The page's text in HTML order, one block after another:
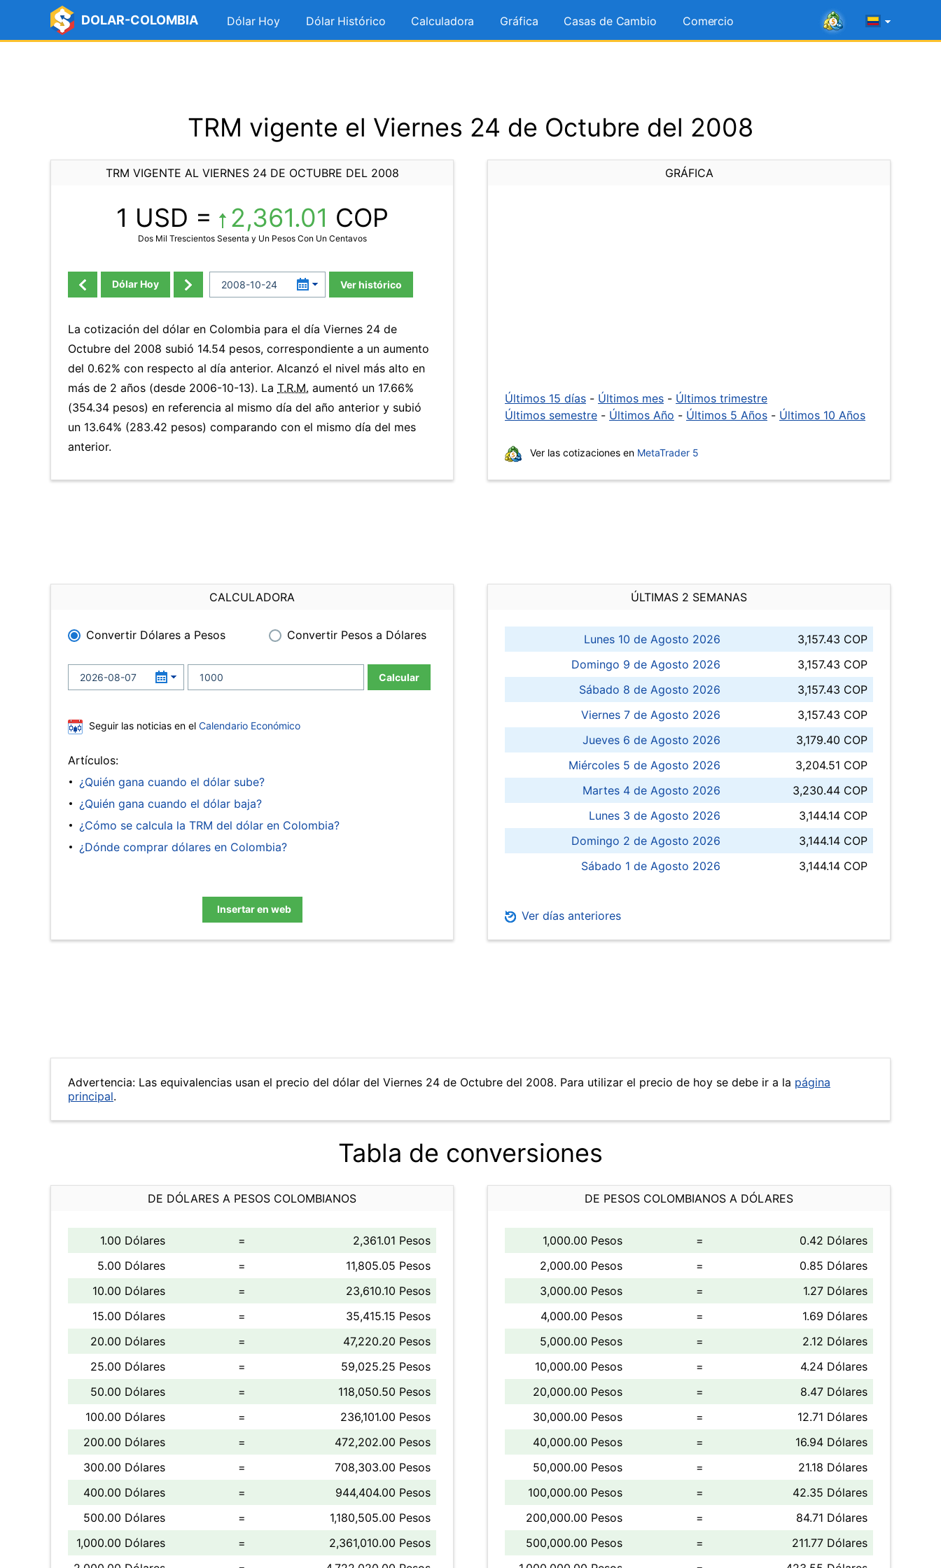
DOLAR-COLOMBIA Dólar Hoy Dólar Histórico Calculadora Gráfica Casas de Cambio Comercio
TRM vigente el Viernes 24 de Octubre del 2008
TRM VIGENTE AL VIERNES 24 DE OCTUBRE DEL 2008
1 USD = 2,361.01 COP
Dos Mil Trescientos Sesenta y Un Pesos Con Un Centavos
Dólar Hoy Ver histórico
La cotización del dólar en Colombia para el día Viernes 24 de
Octubre del 2008 subió 14.54 pesos, correspondiente a un aumento
del 0.62% con respecto al día anterior. Alcanzó el nivel más alto en
más de 2 años (desde 2006-10-13). La T.R.M. aumentó un 17.66%
(354.34 pesos) en referencia al mismo día del año anterior y subió
un 13.64% (283.42 pesos) comparando con el mismo día del mes
anterior.
GRÁFICA
Últimos 15 días - Últimos mes - Últimos trimestre
Últimos semestre - Últimos Año - Últimos 5 Años - Últimos 10 Años
Ver las cotizaciones en MetaTrader 5
CALCULADORA
Convertir Dólares a Pesos Convertir Pesos a Dólares
Calcular
Seguir las noticias en el Calendario Económico
Artículos:
¿Quién gana cuando el dólar sube?
¿Quién gana cuando el dólar baja?
¿Cómo se calcula la TRM del dólar en Colombia?
¿Dónde comprar dólares en Colombia?
Insertar en web
ÚLTIMAS 2 SEMANAS
Lunes 10 de Agosto 2026
3,157.43 COP
Domingo 9 de Agosto 2026
3,157.43 COP
Sábado 8 de Agosto 2026
3,157.43 COP
Viernes 7 de Agosto 2026
3,157.43 COP
Jueves 6 de Agosto 2026
3,179.40 COP
Miércoles 5 de Agosto 2026
3,204.51 COP
Martes 4 de Agosto 2026
3,230.44 COP
Lunes 3 de Agosto 2026
3,144.14 COP
Domingo 2 de Agosto 2026
3,144.14 COP
Sábado 1 de Agosto 2026
3,144.14 COP
Ver días anteriores
Advertencia: Las equivalencias usan el precio del dólar del Viernes 24 de Octubre del 2008. Para utilizar el precio de hoy se debe ir a la página
principal.
Tabla de conversiones
DE DÓLARES A PESOS COLOMBIANOS
1.00 Dólares =
2,361.01 Pesos
5.00 Dólares
=
11,805.05 Pesos
10.00 Dólares
=
23,610.10 Pesos
15.00 Dólares
=
35,415.15 Pesos
20.00 Dólares
=
47,220.20 Pesos
25.00 Dólares
=
59,025.25 Pesos
50.00 Dólares
=
118,050.50 Pesos
100.00 Dólares
=
236,101.00 Pesos
200.00 Dólares
=
472,202.00 Pesos
300.00 Dólares
=
708,303.00 Pesos
400.00 Dólares
=
944,404.00 Pesos
500.00 Dólares
=
1,180,505.00 Pesos
1,000.00 Dólares
=
2,361,010.00 Pesos
DE PESOS COLOMBIANOS A DÓLARES
1,000.00 Pesos =
0.42 Dólares
2,000.00 Pesos
=
0.85 Dólares
3,000.00 Pesos
=
1.27 Dólares
4,000.00 Pesos
=
1.69 Dólares
5,000.00 Pesos
=
2.12 Dólares
10,000.00 Pesos
=
4.24 Dólares
20,000.00 Pesos
=
8.47 Dólares
30,000.00 Pesos
=
12.71 Dólares
40,000.00 Pesos
=
16.94 Dólares
50,000.00 Pesos
=
21.18 Dólares
100,000.00 Pesos
=
42.35 Dólares
200,000.00 Pesos
=
84.71 Dólares
500,000.00 Pesos
=
211.77 Dólares